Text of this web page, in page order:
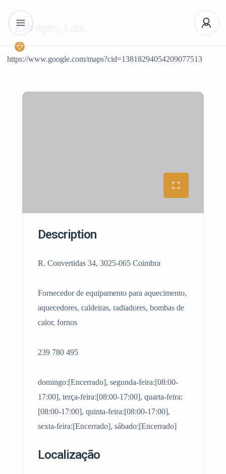
Extragas, Lda.
https://www.google.com/maps?cid=13818294054209077513
Description
R. Convertidas 34, 3025-065 Coimbra
Fornecedor de equipamento para aquecimento,
aquecedores, caldeiras, radiadores, bombas de
calor, fornos
239 780 495
domingo:[Encerrado], segunda-feira:[08:00-
17:00], terça-feira:[08:00-17:00], quarta-feira:
[08:00-17:00], quinta-feira:[08:00-17:00],
sexta-feira:[Encerrado], sábado:[Encerrado]
Localização